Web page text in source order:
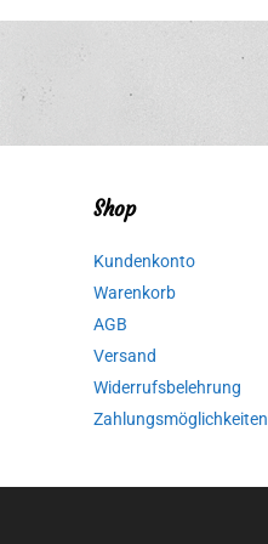
Shop
Kundenkonto
Warenkorb
AGB
Versand
Widerrufsbelehrung
Zahlungsmöglichkeiten